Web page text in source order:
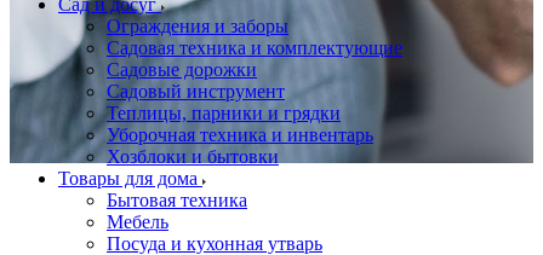
Сад и досуг
Ограждения и заборы
Садовая техника и комплектующие
Садовые дорожки
Садовый инструмент
Теплицы, парники и грядки
Уборочная техника и инвентарь
Хозблоки и бытовки
Товары для дома
Бытовая техника
Мебель
Посуда и кухонная утварь